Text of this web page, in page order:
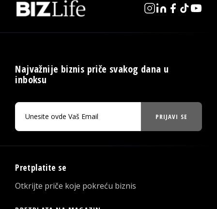
Najvažnije biznis priče svakog dana u
inboksu
PRIJAVI SE
Pretplatite se
Otkrijte priče koje pokreću biznis